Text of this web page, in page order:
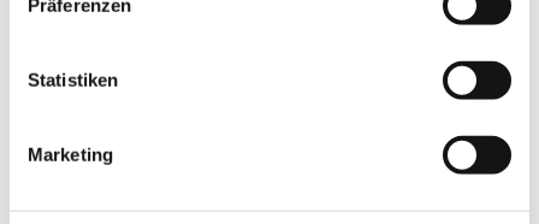
Präferenzen
Statistiken
Marketing